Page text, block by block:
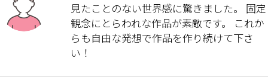
見たことのない世界感に驚きました。 固定
観念にとらわれな作品が素敵です。 これか
らも自由な発想で作品を作り続けて下さ
い！